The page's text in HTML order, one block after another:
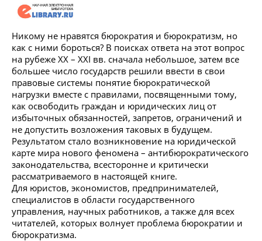
Никому не нравятся бюрократия и бюрократизм, но
как с ними бороться? В поисках ответа на этот вопрос
на рубеже XX – XXI вв. сначала небольшое, затем все
большее число государств решили ввести в свои
правовые системы понятие бюрократической
нагрузки вместе с правилами, посвященными тому,
как освободить граждан и юридических лиц от
избыточных обязанностей, запретов, ограничений и
не допустить возложения таковых в будущем.
Результатом стало возникновение на юридической
карте мира нового феномена – антибюрократического
законодательства, всесторонне и критически
рассматриваемого в настоящей книге.
Для юристов, экономистов, предпринимателей,
специалистов в области государственного
управления, научных работников, а также для всех
читателей, которых волнует проблема бюрократии и
бюрократизма.